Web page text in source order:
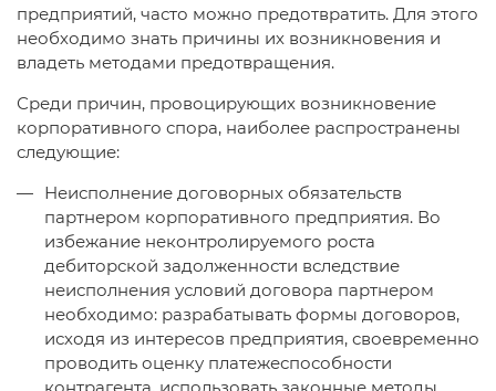
предприятий, часто можно предотвратить. Для этого
необходимо знать причины их возникновения и
владеть методами предотвращения.
Среди причин, провоцирующих возникновение
корпоративного спора, наиболее распространены
следующие:
Неисполнение договорных обязательств
партнером корпоративного предприятия. Во
избежание неконтролируемого роста
дебиторской задолженности вследствие
неисполнения условий договора партнером
необходимо: разрабатывать формы договоров,
исходя из интересов предприятия, своевременно
проводить оценку платежеспособности